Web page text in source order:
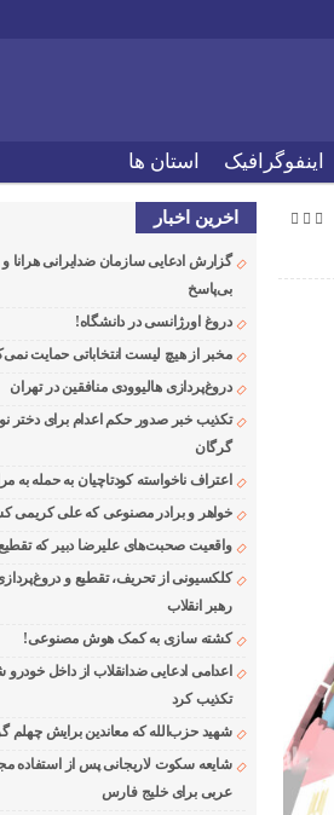
اینفوگرافیک استان ها
اخرین اخبار
گزارش ادعایی سازمان ضدایرانی
بی‌پاسخ
دروغ اورژانسی در دانشگاه!
مخبر از هیچ لیست انتخاباتی حمایت
دروغ‌پردازی هالیوودی منافقین در تهران
تکذیب خبر صدور حکم اعدام برای دختر
گرگان
اعتراف ناخواسته کودتاچیان به حمله به
خواهر و برادر مصنوعی که علی کریمی
واقعیت صحبت‌های علیرضا دبیر که
کلکسیونی از تحریف، تقطیع و
رهبر انقلاب
کشته سازی به کمک هوش مصنوعی!
اعدامی ادعایی ضدانقلاب از داخل خودرو
تکذیب کرد
شهید حزب‌الله که معاندین برایش چهلم
شایعه سکوت لاریجانی پس از استفاده
عربی برای خلیج فارس